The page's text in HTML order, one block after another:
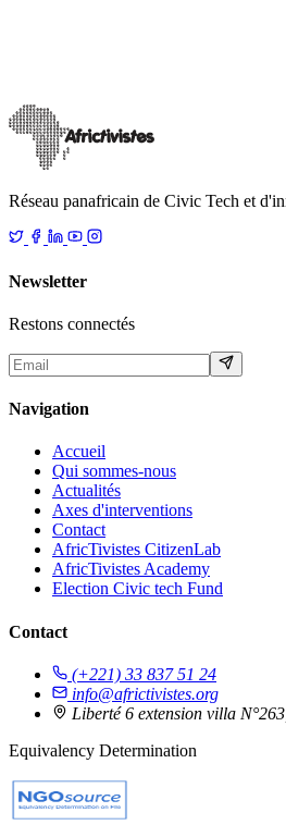
18 mai 2019
Réseau panafricain de Civic Tech et
Newsletter
Restons connectés
Navigation
Accueil
Qui sommes-nous
Actualités
Axes d'interventions
Contact
AfricTivistes CitizenLab
AfricTivistes Academy
Election Civic tech Fund
Contact
(+221) 33 837 51 24
info@africtivistes.org
Liberté 6 extension villa
Equivalency Determination